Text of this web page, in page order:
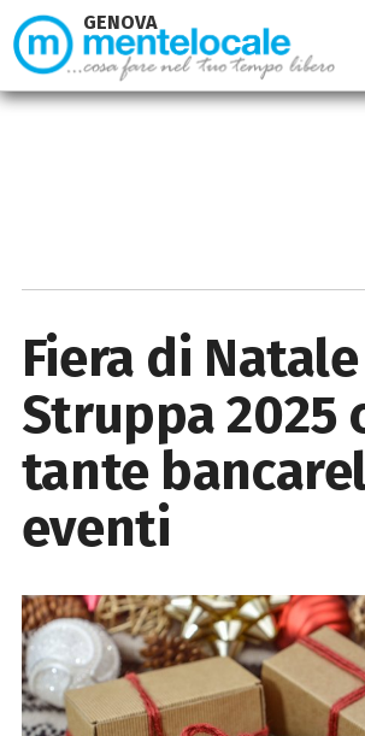
Fiera di
Struppa 2025
tante
eventi
GENOVA